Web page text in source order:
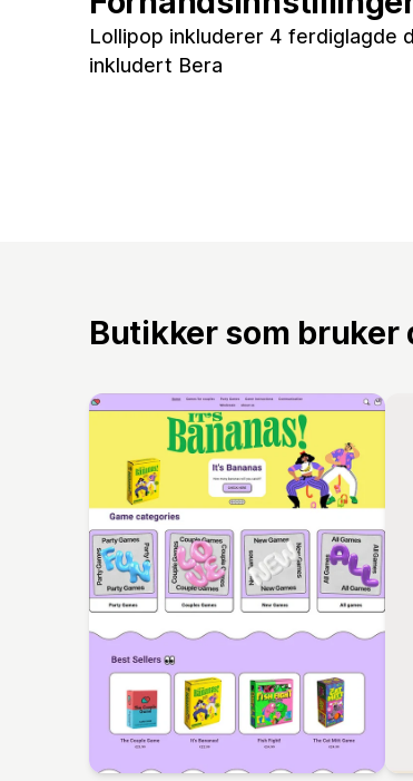
Lollipop inkluderer 4 ferdiglagde
inkludert Bera
Butikker som bruker